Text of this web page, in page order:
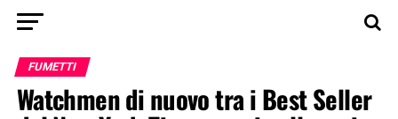
FUMETTI
Watchmen di nuovo tra i Best Seller